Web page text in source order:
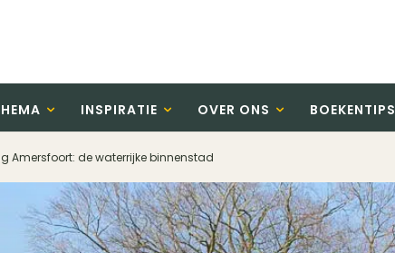
INSPIRATIE OVER ONS BOEKENTIPS
Amersfoort: de waterrijke binnenstad